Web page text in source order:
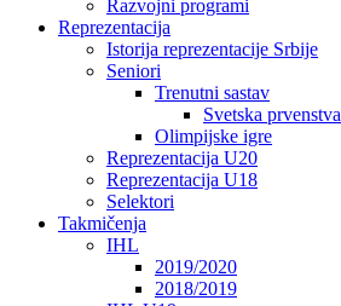
Razvojni programi
Reprezentacija
Istorija reprezentacije Srbije
Seniori
Trenutni sastav
Svetska prvenstva
Olimpijske igre
Reprezentacija U20
Reprezentacija U18
Selektori
Takmičenja
IHL
2019/2020
2018/2019